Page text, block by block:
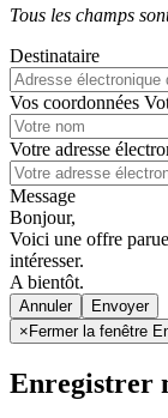
Tous les champs
Destinataire
Vos coordonnées
Votre adresse
Message
Bonjour,
Voici une offre
intéresser.
A bientôt.
Annuler
× Fermer la fenêtre
Enregistrer